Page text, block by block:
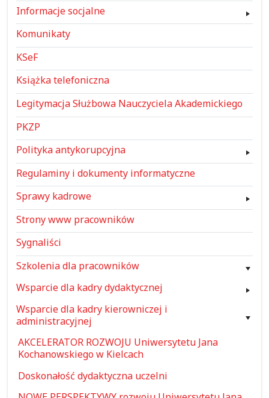
Informacje socjalne
Komunikaty
KSeF
Książka telefoniczna
Legitymacja Służbowa Nauczyciela Akademickiego
PKZP
Polityka antykorupcyjna
Regulaminy i dokumenty informatyczne
Sprawy kadrowe
Strony www pracowników
Sygnaliści
Szkolenia dla pracowników
Wsparcie dla kadry dydaktycznej
Wsparcie dla kadry kierowniczej i
administracyjnej
AKCELERATOR ROZWOJU Uniwersytetu Jana
Kochanowskiego w Kielcach
Doskonałość dydaktyczna uczelni